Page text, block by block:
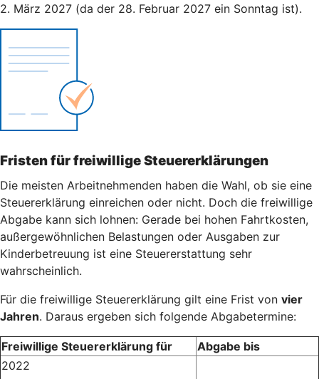
2. März 2027 (da der 28. Februar 2027 ein Sonntag ist).
Fristen für freiwillige Steuererklärungen
Die meisten Arbeitnehmenden haben die Wahl, ob sie eine
Steuererklärung einreichen oder nicht. Doch die freiwillige
Abgabe kann sich lohnen: Gerade bei hohen Fahrtkosten,
außergewöhnlichen Belastungen oder Ausgaben zur
Kinderbetreuung ist eine Steuererstattung sehr
wahrscheinlich.
Für die freiwillige Steuererklärung gilt eine Frist von vier
Jahren. Daraus ergeben sich folgende Abgabetermine:
Freiwillige Steuererklärung für
Abgabe bis
2022